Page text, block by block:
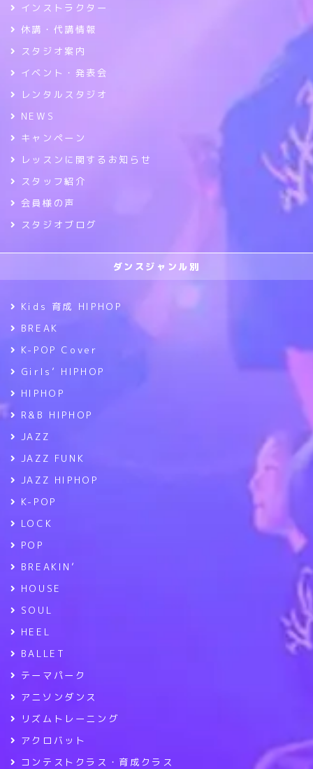
インストラクター
休講・代講情報
スタジオ案内
イベント・発表会
レンタルスタジオ
NEWS
キャンペーン
レッスンに関するお知らせ
スタッフ紹介
会員様の声
スタジオブログ
ダンスジャンル別
Kids 育成 HIPHOP
BREAK
K-POP Cover
Girls’ HIPHOP
HIPHOP
R&B HIPHOP
JAZZ
JAZZ FUNK
JAZZ HIPHOP
K-POP
LOCK
POP
BREAKIN’
HOUSE
SOUL
HEEL
BALLET
テーマパーク
アニソンダンス
リズムトレーニング
アクロバット
コンテストクラス・育成クラス